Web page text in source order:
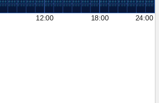
12:00 18:00 24:00